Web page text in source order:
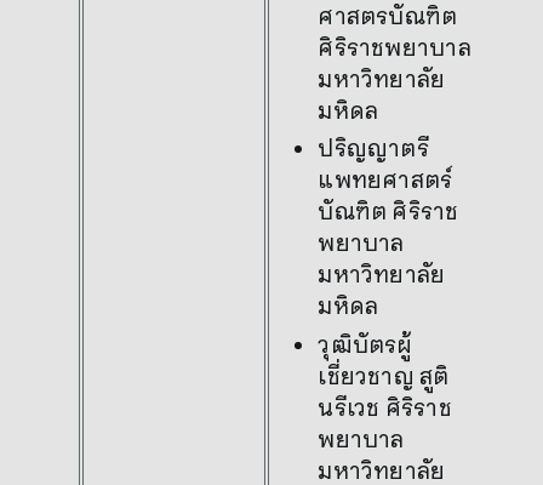
ศาสตรบัณฑิต
ศิริราชพยาบาล
มหาวิทยาลัย
มหิดล
ปริญญาตรี
แพทยศาสตร์
บัณฑิต ศิริราช
พยาบาล
มหาวิทยาลัย
มหิดล
วุฒิบัตรผู้
เชี่ยวชาญ สูติ
นรีเวช ศิริราช
พยาบาล
มหาวิทยาลัย